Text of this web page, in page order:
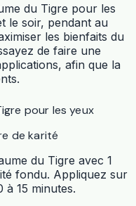
du Tigre pour les
le soir, pendant au
les bienfaits du
de faire une
afin que la
pour les yeux
de karité
du Tigre avec 1
fondu. Appliquez sur
à 15 minutes.